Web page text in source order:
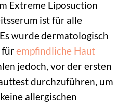
Extreme Liposuction
ist für alle
wurde dermatologisch
fürempfindliche Haut
jedoch, vor der ersten
durchzuführen, um
allergischen